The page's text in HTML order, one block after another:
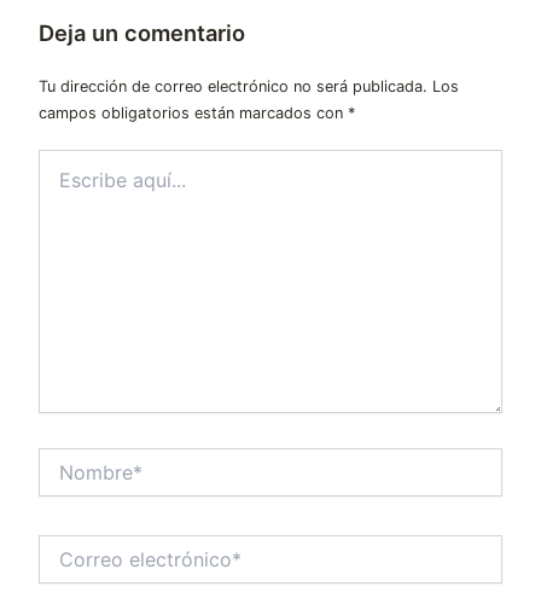
Deja un comentario
Tu dirección de correo electrónico no será publicada. Los
campos obligatorios están marcados con *
aquí...
electrónico*